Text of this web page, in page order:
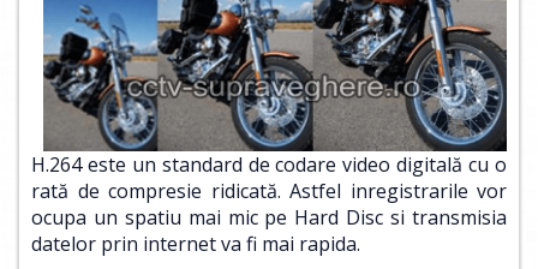
H.264 este un standard de codare video digitală cu o
rată de compresie ridicată. Astfel inregistrarile vor
ocupa un spatiu mai mic pe Hard Disc si transmisia
datelor prin internet va fi mai rapida.